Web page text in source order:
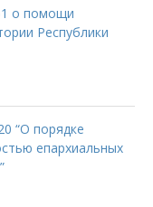
о помощи
Республики
“О порядке
епархиальных